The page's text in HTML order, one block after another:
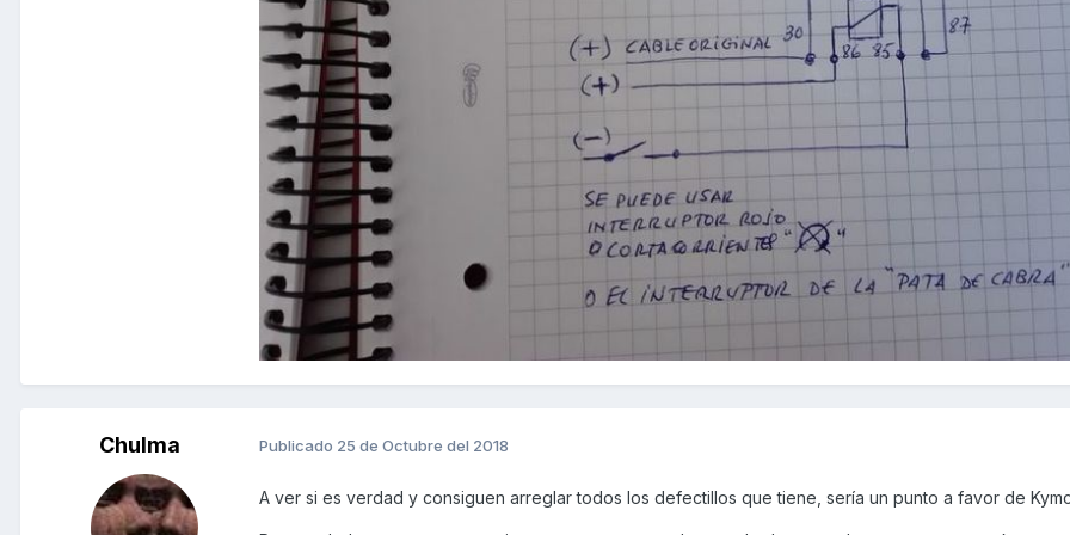
Chulma Publicado 25 de Octubre del 2018
A ver si es verdad y consiguen arreglar todos los defectillos que tiene, sería un punto a favor de